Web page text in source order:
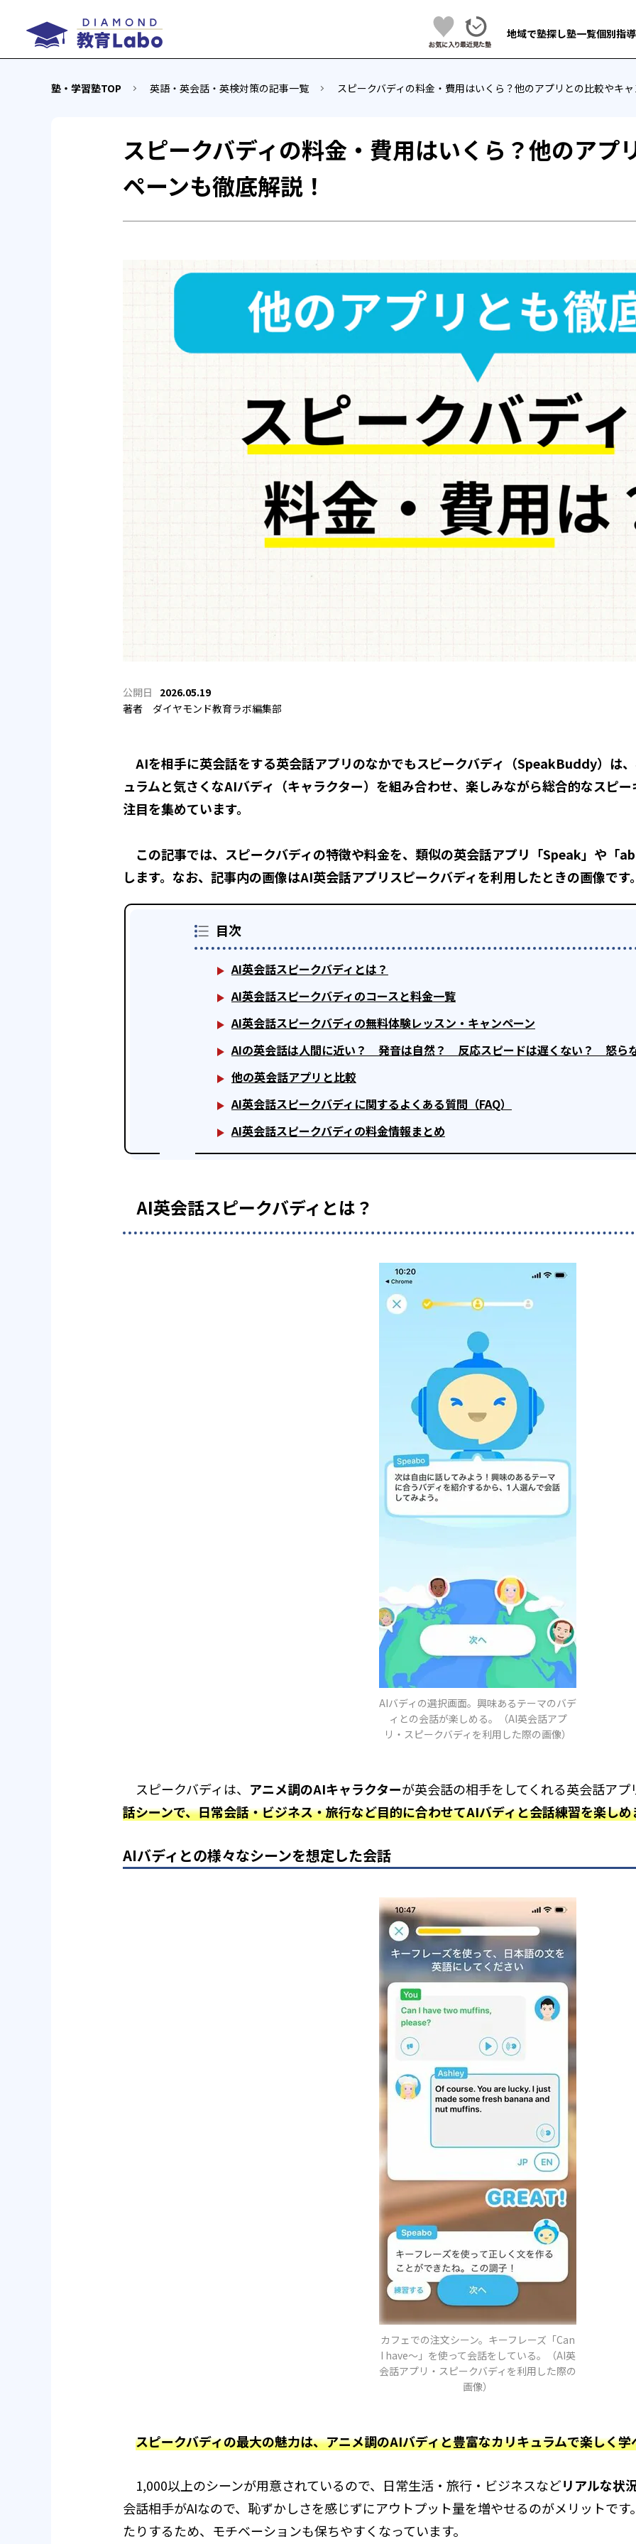
地域で塾探し塾一覧個別指
塾・学習塾TOP 英語・英会話・英検対策の記事一覧 スピークバディの料金・費用はいくら？他のアプリとの比較やキ
スピークバディの料金・費用はいくら？他のアプ
ペーンも徹底解説！
2026.05.19
著者 ダイヤモンド教育ラボ編集部
AIを相手に英会話をする英会話アプリのなかでもスピークバディ（SpeakBuddy）は
ュラムと気さくなAIバディ（キャラクター）を組み合わせ、楽しみながら総合的なスピ
注目を集めています。
この記事では、スピークバディの特徴や料金を、類似の英会話アプリ「Speak」や「
します。なお、記事内の画像はAI英会話アプリスピークバディを利用したときの画像です
目次
AI英会話スピークバディとは？
AI英会話スピークバディのコースと料金一覧
AI英会話スピークバディの無料体験レッスン・キャンペーン
AIの英会話は人間に近い？ 発音は自然？ 反応スピードは遅くない？ 怒ら
他の英会話アプリと比較
AI英会話スピークバディに関するよくある質問（FAQ）
AI英会話スピークバディの料金情報まとめ
AI英会話スピークバディとは？
AIバディの選択画面。興味あるテーマのバデ
ィとの会話が楽しめる。（AI英会話アプ
リ・スピークバディを利用した際の画像）
スピークバディは、 アニメ調のAIキャラクターが英会話の相手をしてくれる英会話アプ
話シーンで、日常会話・ビジネス・旅行など目的に合わせてAIバディと会話練習を楽しめ
AIバディとの様々なシーンを想定した会話
カフェでの注文シーン。キーフレーズ「Can
I have〜」を使って会話をしている。（AI英
会話アプリ・スピークバディを利用した際の
画像）
スピークバディの最大の魅力は、アニメ調のAIバディと豊富なカリキュラムで楽しく学
1,000以上のシーンが用意されているので、日常生活・旅行・ビジネスなどリアルな状
会話相手がAIなので、恥ずかしさを感じずにアウトプット量を増やせるのがメリットで
たりするため、モチベーションも保ちやすくなっています。